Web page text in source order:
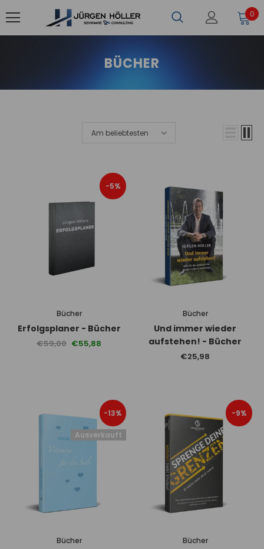
0
BÜCHER
Am beliebtesten
-5%
Bücher
Erfolgsplaner - Bücher
€59,00 €55,88
Bücher
Und immer wieder
aufstehen! - Bücher
€25,98
-13%
Ausverkauft
Bücher
-9%
Bücher